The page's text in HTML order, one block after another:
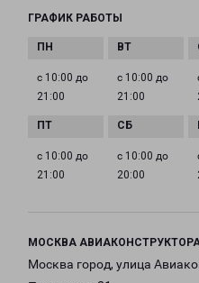
ГРАФИК РАБОТЫ
с 10:00 до
21:00
с 10:00 до
21:00
с 10:00 до
21:00
с 10:00 до
20:00
МОСКВА
Москва город, улица